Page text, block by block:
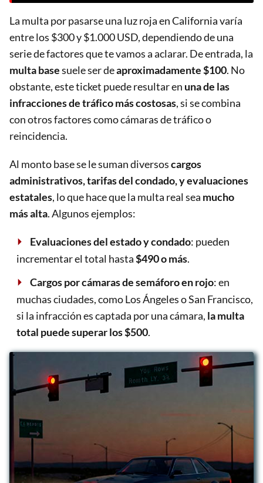
La multa por pasarse una luz roja en California varía
entre los $300 y $1.000 USD, dependiendo de una
serie de factores que te vamos a aclarar. De entrada, la
multa basesuele ser deaproximadamente $100. No
obstante, este ticket puede resultar en una de las
infracciones de tráfico más costosas, si se combina
con otros factores como cámaras de tráfico o
reincidencia.
Al monto base se le suman diversoscargos
administrativos, tarifas del condado, y evaluaciones
estatales, lo que hace que la multa real sea mucho
más alta. Algunos ejemplos:
Evaluaciones del estado y condado: pueden
incrementar el total hasta$490 o más.
Cargos por cámaras de semáforo en rojo: en
muchas ciudades, como Los Ángeles o San Francisco,
si la infracción es captada por una cámara, la multa
total puede superar los $500.